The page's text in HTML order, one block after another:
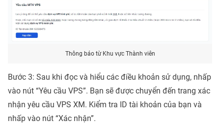
Thông báo từ Khu vực Thành viên
Bước 3: Sau khi đọc và hiểu các điều khoản sử dụng, nhấp
vào nút “Yêu cầu VPS”. Bạn sẽ được chuyển đến trang xác
nhận yêu cầu VPS XM. Kiểm tra ID tài khoản của bạn và
nhấp vào nút “Xác nhận”.